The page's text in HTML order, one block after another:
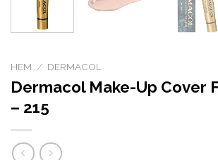
HEM / DERMACOL
Dermacol Make-Up Cover
– 215